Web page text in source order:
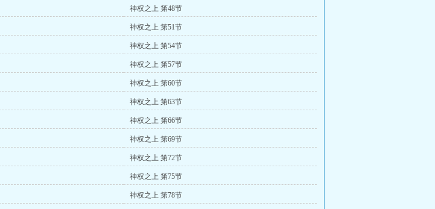
神权之上 第48节
神权之上 第51节
神权之上 第54节
神权之上 第57节
神权之上 第60节
神权之上 第63节
神权之上 第66节
神权之上 第69节
神权之上 第72节
神权之上 第75节
神权之上 第78节